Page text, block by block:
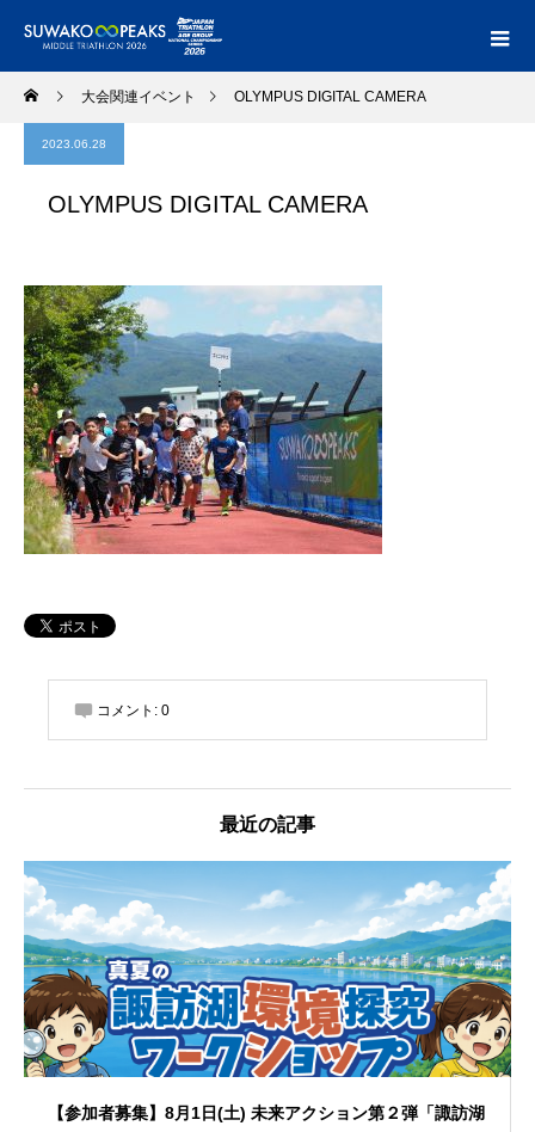
大会関連イベント OLYMPUS DIGITAL CAMERA
2023.06.28
OLYMPUS DIGITAL CAMERA
コメント: 0
最近の記事
【参加者募集】8月1日(土) 未来アクション第２弾「諏訪湖